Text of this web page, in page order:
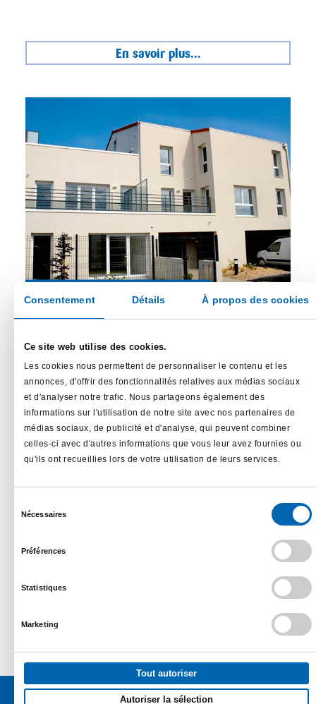
Consentement Détails À propos des cookies
Ce site web utilise des cookies.
Les cookies nous permettent de personnaliser le contenu et les
annonces, d'offrir des fonctionnalités relatives aux médias sociaux
et d'analyser notre trafic. Nous partageons également des
informations sur l'utilisation de notre site avec nos partenaires de
médias sociaux, de publicité et d'analyse, qui peuvent combiner
celles-ci avec d'autres informations que vous leur avez fournies ou
qu'ils ont recueillies lors de votre utilisation de leurs services.
Nécessaires
Préférences
Statistiques
Marketing
Tout autoriser
Autoriser la sélection
En savoir plus...
Rezé
7 appartements réalisés en 2016
En savoir plus...